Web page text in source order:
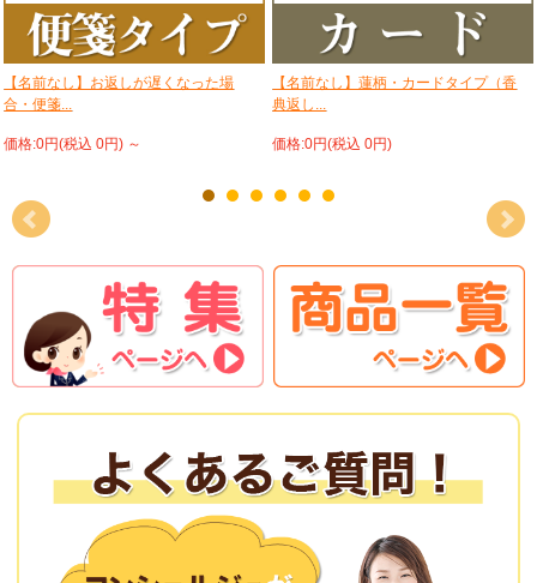
【名前なし】お返しが遅くなった場
合・便箋...
価格:0円(税込 0円) ～
【名前なし】蓮柄・カードタイプ（香
典返し...
価格:0円(税込 0円)